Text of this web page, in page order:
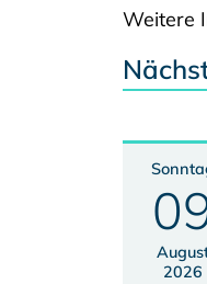
Weitere
2026